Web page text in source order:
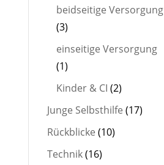
beidseitige Versorgung
(3)
einseitige Versorgung
(1)
Kinder & CI (2)
Junge Selbsthilfe (17)
Rückblicke (10)
Technik(16)